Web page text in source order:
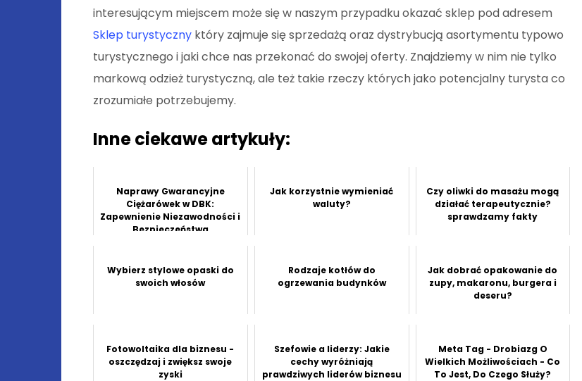
interesującym miejscem może się w naszym przypadku okazać sklep pod adresem
Sklep turystyczny który zajmuje się sprzedażą oraz dystrybucją asortymentu typowo
turystycznego i jaki chce nas przekonać do swojej oferty. Znajdziemy w nim nie tylko
markową odzież turystyczną, ale też takie rzeczy których jako potencjalny turysta co
zrozumiałe potrzebujemy.
Inne ciekawe artykuły:
Naprawy Gwarancyjne
Ciężarówek w DBK:
Zapewnienie Niezawodności i
Bezpieczeństwa
Jak korzystnie wymieniać
waluty?
Czy oliwki do masażu mogą
działać terapeutycznie?
sprawdzamy fakty
Wybierz stylowe opaski do
swoich włosów
Rodzaje kotłów do
ogrzewania budynków
Jak dobrać opakowanie do
zupy, makaronu, burgera i
deseru?
Fotowoltaika dla biznesu -
oszczędzaj i zwiększ swoje
zyski
Szefowie a liderzy: Jakie
cechy wyróżniają
prawdziwych liderów biznesu
Meta Tag - Drobiazg O
Wielkich Możliwościach - Co
To Jest, Do Czego Służy?